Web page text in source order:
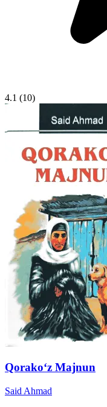
4.1 (10)
Qorako‘z Majnun
Said Ahmad